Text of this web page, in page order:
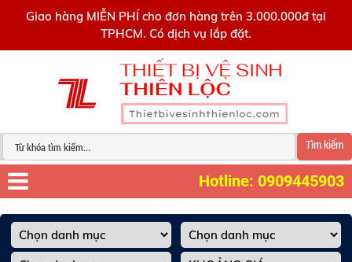
Giao hàng MIỄN PHÍ cho đơn hàng trên 3.000.000đ tại
TPHCM. Có dịch vụ lắp đặt.
Tìm kiếm
Hotline: 0909445903
0909445903